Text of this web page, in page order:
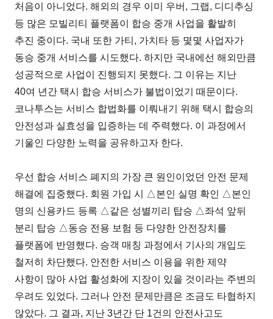
처음이 아니었다. 해외의 경우 이미 우버, 그랩, 디디추싱
등 많은 모빌리티 플랫폼이 합승 중개 사업을 활발히
추진 중이다. 국내 또한 가티, 가치타 등 몇몇 사업자가
동승 중개 서비스를 시도했다. 하지만 국내에선 해외만큼
성공적으로 사업이 진행되지 못했다. 그 이유는 지난
40여 년간 택시 합승 서비스가 불법이었기 때문이다.
코나투스는 서비스 합법화를 이뤄내기 위해 택시 합승의
안전성과 실효성을 입증하는 데 주력했다. 이 과정에서
기울인 다양한 노력을 공유하고자 한다.
우선 합승 서비스 폐지의 가장 큰 원인이었던 안전 문제
해결에 집중했다. 회원 가입 시 △본인 실명 확인 △본인
명의 신용카드 등록 △같은 성별끼리 탑승 △좌석 앞뒤
분리 탑승 △동승 전용 보험 등 다양한 안전장치를
플랫폼에 반영했다. 승객 매칭 과정에서 기사의 개입도
철저히 차단했다. 안전한 서비스 이용을 위한 제약
사항이 많아 사업 활성화에 지장이 있을 것이라는 주변의
우려도 있었다. 그러나 안전 문제만큼은 조금도 타협하지
않았다. 그 결과, 지난 3년간 단 1건의 안전사고도